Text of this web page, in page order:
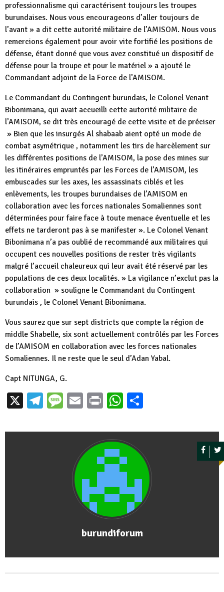
professionnalisme qui caractérisent toujours les troupes
burundaises. Nous vous encourageons d’aller toujours de
l’avant » a dit cette autorité militaire de l’AMISOM. Nous vous
remercions également pour avoir vite fortifié les positions de
défense, étant donné que vous avez constitué un dispositif de
défense pour la troupe et pour le matériel » a ajouté le
Commandant adjoint de la Force de l’AMISOM.
Le Commandant du Contingent burundais, le Colonel Venant
Bibonimana, qui avait accueilli cette autorité militaire de
l’AMISOM, se dit très encouragé de cette visite et de préciser
» Bien que les insurgés Al shabaab aient opté un mode de
combat asymétrique , notamment les tirs de harcèlement sur
les différentes positions de l’AMISOM, la pose des mines sur
les itinéraires empruntés par les Forces de l’AMISOM, les
embuscades sur les axes, les assassinats ciblés et les
enlèvements, les troupes burundaises de l’AMISOM en
collaboration avec les forces nationales Somaliennes sont
déterminées pour faire face à toute menace éventuelle et les
effets ne tarderont pas à se manifester ». Le Colonel Venant
Bibonimana n’a pas oublié de recommandé aux militaires qui
occupent ces nouvelles positions de rester très vigilants
malgré l’accueil chaleureux qui leur avait été réservé par les
populations de ces deux localités. » La vigilance n’exclut pas la
collaboration » souligne le Commandant du Contingent
burundais , le Colonel Venant Bibonimana.
Vous saurez que sur sept districts que compte la région de
middle Shabelle, six sont actuellement contrôlés par les Forces
de l’AMISOM en collaboration avec les forces nationales
Somaliennes. Il ne reste que le seul d’Adan Yabal.
Capt NITUNGA, G.
X Telegram
Message
EmailPrintWhatsApp
burundiforum